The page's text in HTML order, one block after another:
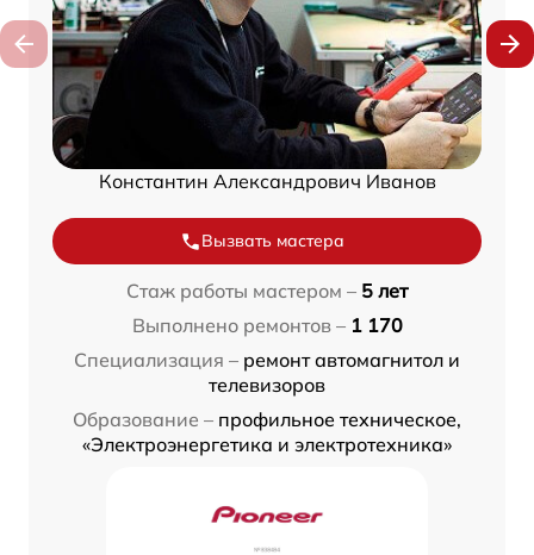
Константин Александрович Иванов
Вызвать мастера
Стаж работы мастером – 5 лет
Выполнено ремонтов – 1 170
Специализация – ремонт автомагнитол и
телевизоров
Образование – профильное техническое,
«Электроэнергетика и электротехника»